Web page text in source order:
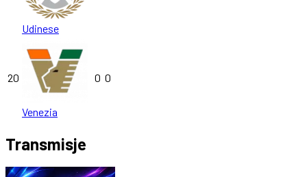
Udinese
20
Venezia
0 0
Transmisje